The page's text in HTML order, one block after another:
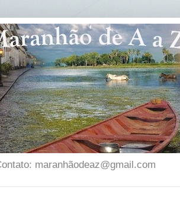
maranhãodeaz@gmail.com